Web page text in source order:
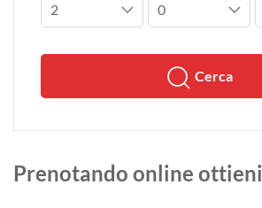
Cerca
Prenotando online ottieni